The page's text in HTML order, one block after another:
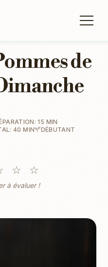
de
15 MIN
40 MIN DÉBUTANT
☆ ☆
à évaluer !